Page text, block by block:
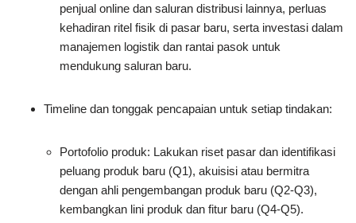
penjual online dan saluran distribusi lainnya, perluas
kehadiran ritel fisik di pasar baru, serta investasi dalam
manajemen logistik dan rantai pasok untuk
mendukung saluran baru.
Timeline dan tonggak pencapaian untuk setiap tindakan:
Portofolio produk: Lakukan riset pasar dan identifikasi
peluang produk baru (Q1), akuisisi atau bermitra
dengan ahli pengembangan produk baru (Q2-Q3),
kembangkan lini produk dan fitur baru (Q4-Q5).